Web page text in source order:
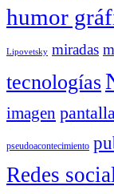
humor
Lipovetsky miradas
tecnologías
imagen
pseudoacontecimiento
Redes